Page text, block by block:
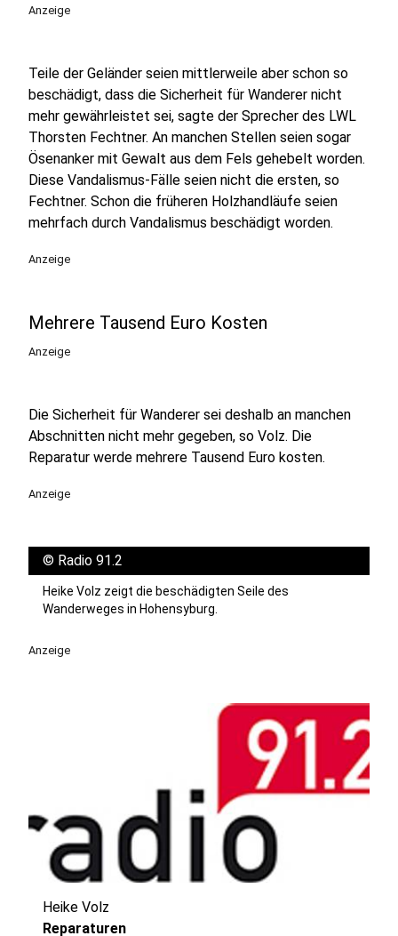
Anzeige
Teile der Geländer seien mittlerweile aber schon so
beschädigt, dass die Sicherheit für Wanderer nicht
mehr gewährleistet sei, sagte der Sprecher des LWL
Thorsten Fechtner. An manchen Stellen seien sogar
Ösenanker mit Gewalt aus dem Fels gehebelt worden.
Diese Vandalismus-Fälle seien nicht die ersten, so
Fechtner. Schon die früheren Holzhandläufe seien
mehrfach durch Vandalismus beschädigt worden.
Anzeige
Mehrere Tausend Euro Kosten
Anzeige
Die Sicherheit für Wanderer sei deshalb an manchen
Abschnitten nicht mehr gegeben, so Volz. Die
Reparatur werde mehrere Tausend Euro kosten.
Anzeige
© Radio 91.2
Heike Volz zeigt die beschädigten Seile des
Wanderweges in Hohensyburg.
Anzeige
Heike Volz
Reparaturen